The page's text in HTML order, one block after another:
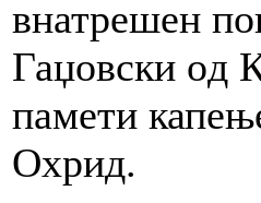
внатрешен
Гаџовски oд
памети
Охрид.